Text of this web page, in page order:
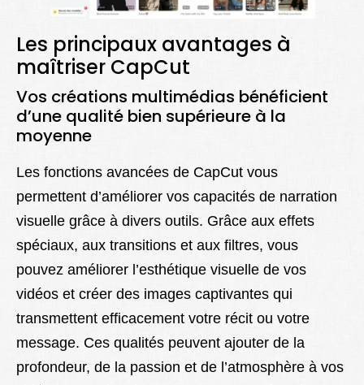
Les principaux avantages à
maîtriser CapCut
Vos créations multimédias bénéficient
d’une qualité bien supérieure à la
moyenne
Les fonctions avancées de CapCut vous
permettent d’améliorer vos capacités de narration
visuelle grâce à divers outils. Grâce aux effets
spéciaux, aux transitions et aux filtres, vous
pouvez améliorer l’esthétique visuelle de vos
vidéos et créer des images captivantes qui
transmettent efficacement votre récit ou votre
message. Ces qualités peuvent ajouter de la
profondeur, de la passion et de l’atmosphère à vos